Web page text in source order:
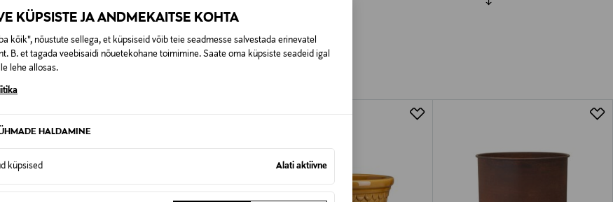
KÜPSISTE JA ANDMEKAITSE KOHTA
kõik", nõustute sellega, et küpsiseid võib teie seadmesse salvestada erinevatel
B. et tagada veebisaidi nõuetekohane toimimine. Saate oma küpsiste seadeid igal
lehe allosas.
HALDAMINE
küpsised Alati aktiivne
0,00 €
KA